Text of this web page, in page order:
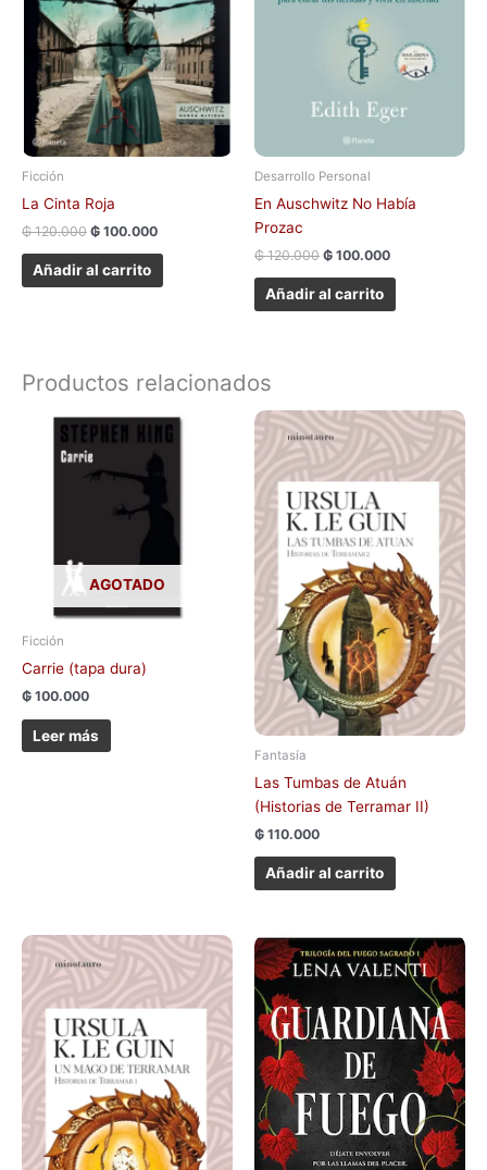
Ficción
La Cinta Roja
₲120.000 ₲ 100.000
Añadir al carrito
Desarrollo Personal
En Auschwitz No Había
Prozac
₲120.000 ₲ 100.000
Añadir al carrito
Productos relacionados
AGOTADO
Ficción
Carrie (tapa dura)
₲ 100.000
Leer más
Fantasía
Las Tumbas de Atuán
(Historias de Terramar II)
₲ 110.000
Añadir al carrito